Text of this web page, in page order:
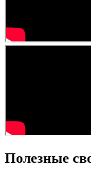
Полезные